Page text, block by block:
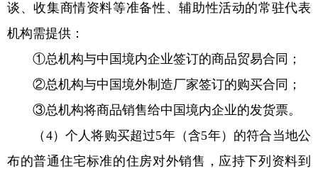
谈、收集商情资料等准备性、辅助性活动的常驻代表
机构需提供：
①总机构与中国境内企业签订的商品贸易合同；
②总机构与中国境外制造厂家签订的购买合同；
③总机构将商品销售给中国境内企业的发货票。
（4）个人将购买超过5年（含5年）的符合当地公
布的普通住宅标准的住房对外销售，应持下列资料到